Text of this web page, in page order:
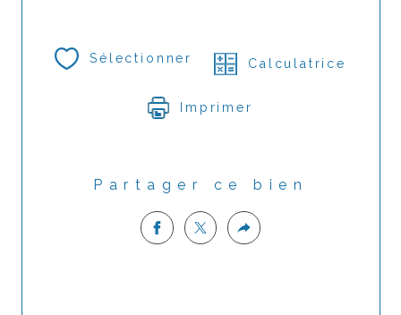
Sélectionner Calculatrice
Imprimer
Partager ce bien